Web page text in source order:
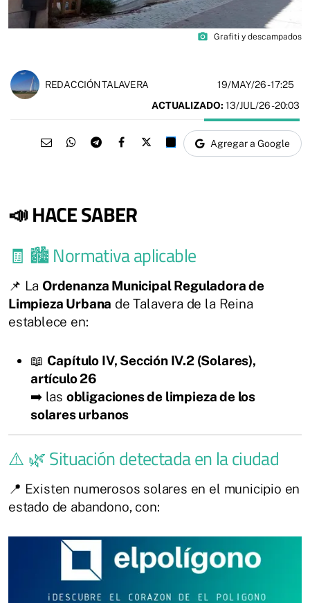
photo_camera Grafiti y descampados
REDACCIÓN TALAVERA 19/MAY/26- 17:25
ACTUALIZADO: 13/JUL/26 - 20:03
Agregar a Google
📣 HACE SABER
🧾 🏙️ Normativa aplicable
📌 La Ordenanza Municipal Reguladora de
Limpieza Urbana de Talavera de la Reina
establece en:
📖 Capítulo IV, Sección IV.2 (Solares),
artículo 26
➡️ las obligaciones de limpieza de los
solares urbanos
⚠️ 🌿 Situación detectada en la ciudad
📍 Existen numerosos solares en el municipio en
estado de abandono, con: